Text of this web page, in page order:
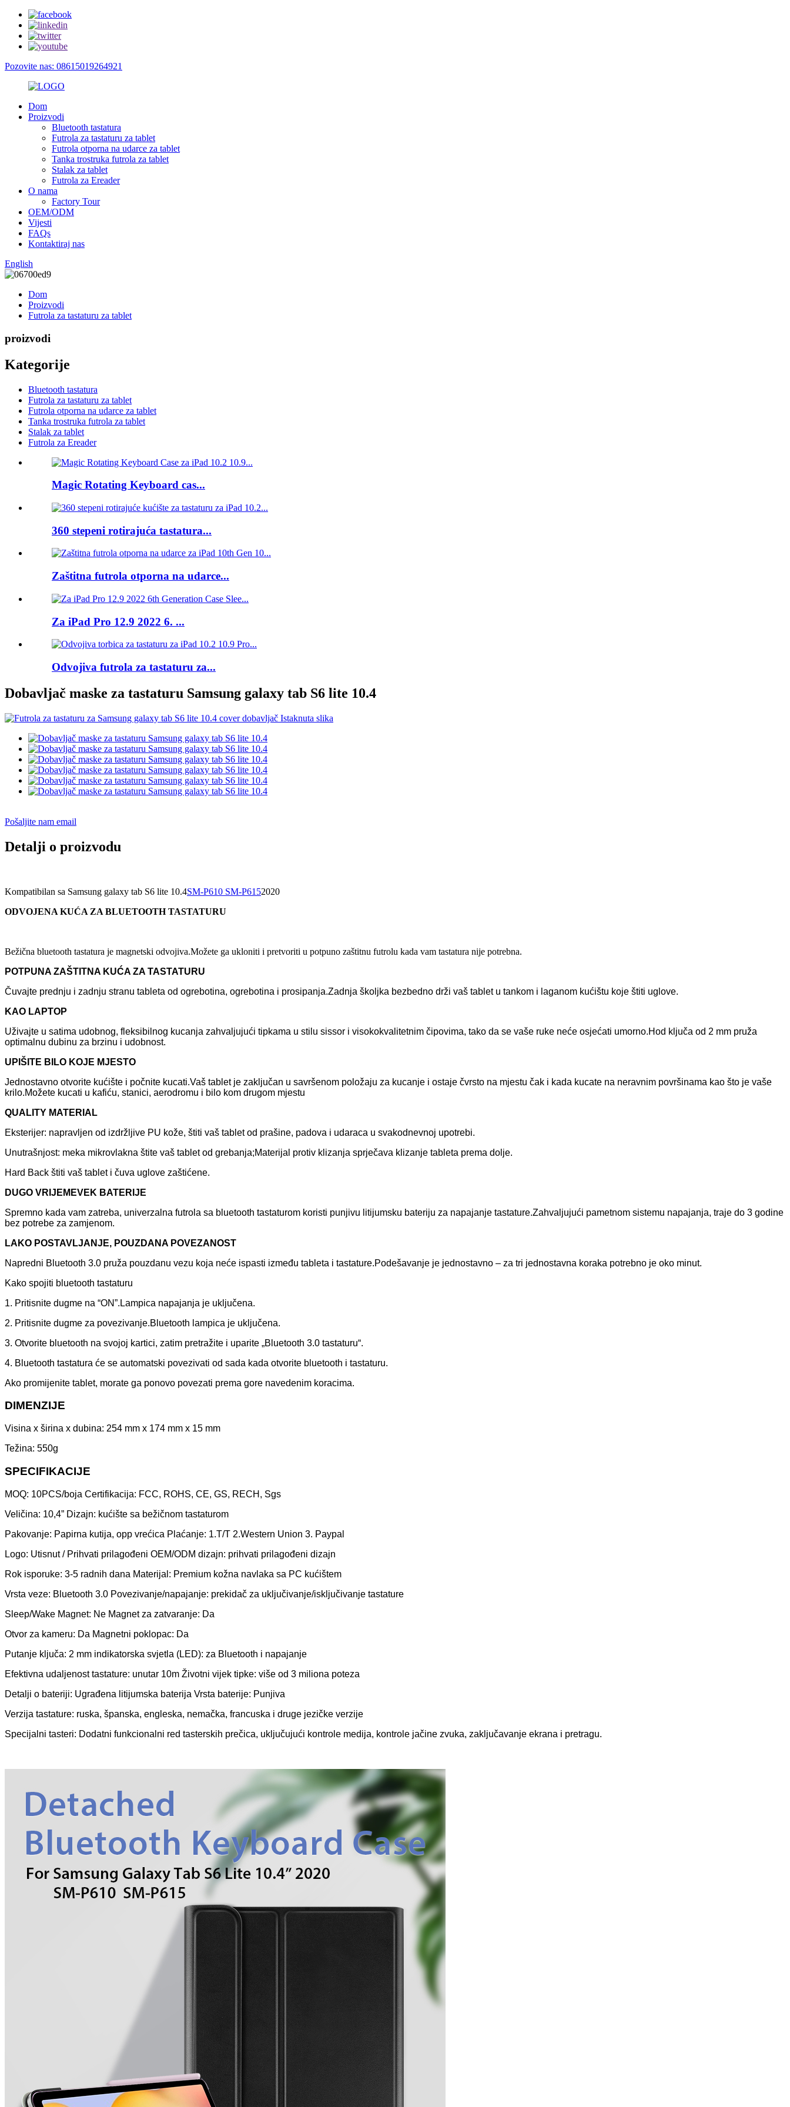
Pozovite nas: 08615019264921
Dom
Proizvodi
Bluetooth tastatura
Futrola za tastaturu za tablet
Futrola otporna na udarce za tablet
Tanka trostruka futrola za tablet
Stalak za tablet
Futrola za Ereader
O nama
Factory Tour
OEM/ODM
Vijesti
FAQs
Kontaktiraj nas
English
Dom
Proizvodi
Futrola za tastaturu za tablet
proizvodi
Kategorije
Bluetooth tastatura
Futrola za tastaturu za tablet
Futrola otporna na udarce za tablet
Tanka trostruka futrola za tablet
Stalak za tablet
Futrola za Ereader
Magic Rotating Keyboard cas...
360 stepeni rotirajuća tastatura...
Zaštitna futrola otporna na udarce...
Za iPad Pro 12.9 2022 6. ...
Odvojiva futrola za tastaturu za...
Dobavljač maske za tastaturu Samsung galaxy tab S6 lite 10.4
Pošaljite nam email
Detalji o proizvodu
Kompatibilan sa Samsung galaxy tab S6 lite 10.4SM-P610 SM-P6152020
ODVOJENA KUĆA ZA BLUETOOTH TASTATURU
Bežična bluetooth tastatura je magnetski odvojiva.Možete ga ukloniti i pretvoriti u potpuno zaštitnu futrolu kada vam tastatura nije potrebna.
POTPUNA ZAŠTITNA KUĆA ZA TASTATURU
Čuvajte prednju i zadnju stranu tableta od ogrebotina, ogrebotina i prosipanja.Zadnja školjka bezbedno drži vaš tablet u tankom i laganom kućištu koje štiti uglove.
KAO LAPTOP
Uživajte u satima udobnog, fleksibilnog kucanja zahvaljujući tipkama u stilu sissor i visokokvalitetnim čipovima, tako da se vaše ruke neće osjećati umorno.Hod ključa od 2 mm pruža
optimalnu dubinu za brzinu i udobnost.
UPIŠITE BILO KOJE MJESTO
Jednostavno otvorite kućište i počnite kucati.Vaš tablet je zaključan u savršenom položaju za kucanje i ostaje čvrsto na mjestu čak i kada kucate na neravnim površinama kao što je vaše
krilo.Možete kucati u kafiću, stanici, aerodromu i bilo kom drugom mjestu
QUALITY MATERIAL
Eksterijer: napravljen od izdržljive PU kože, štiti vaš tablet od prašine, padova i udaraca u svakodnevnoj upotrebi.
Unutrašnjost: meka mikrovlakna štite vaš tablet od grebanja;Materijal protiv klizanja sprječava klizanje tableta prema dolje.
Hard Back štiti vaš tablet i čuva uglove zaštićene.
DUGO VRIJEMEVEK BATERIJE
Spremno kada vam zatreba, univerzalna futrola sa bluetooth tastaturom koristi punjivu litijumsku bateriju za napajanje tastature.Zahvaljujući pametnom sistemu napajanja, traje do 3 godine
bez potrebe za zamjenom.
LAKO POSTAVLJANJE, POUZDANA POVEZANOST
Napredni Bluetooth 3.0 pruža pouzdanu vezu koja neće ispasti između tableta i tastature.Podešavanje je jednostavno – za tri jednostavna koraka potrebno je oko minut.
Kako spojiti bluetooth tastaturu
1. Pritisnite dugme na “ON”.Lampica napajanja je uključena.
2. Pritisnite dugme za povezivanje.Bluetooth lampica je uključena.
3. Otvorite bluetooth na svojoj kartici, zatim pretražite i uparite „Bluetooth 3.0 tastaturu“.
4. Bluetooth tastatura će se automatski povezivati ​​od sada kada otvorite bluetooth i tastaturu.
Ako promijenite tablet, morate ga ponovo povezati prema gore navedenim koracima.
DIMENZIJE
Visina x širina x dubina: 254 mm x 174 mm x 15 mm
Težina: 550g
SPECIFIKACIJE
MOQ: 10PCS/boja Certifikacija: FCC, ROHS, CE, GS, RECH, Sgs
Veličina: 10,4” Dizajn: kućište sa bežičnom tastaturom
Pakovanje: Papirna kutija, opp vrećica Plaćanje: 1.T/T 2.Western Union 3. Paypal
Logo: Utisnut / Prihvati prilagođeni OEM/ODM dizajn: prihvati prilagođeni dizajn
Rok isporuke: 3-5 radnih dana Materijal: Premium kožna navlaka sa PC kućištem
Vrsta veze: Bluetooth 3.0 Povezivanje/napajanje: prekidač za uključivanje/isključivanje tastature
Sleep/Wake Magnet: Ne Magnet za zatvaranje: Da
Otvor za kameru: Da Magnetni poklopac: Da
Putanje ključa: 2 mm indikatorska svjetla (LED): za Bluetooth i napajanje
Efektivna udaljenost tastature: unutar 10m Životni vijek tipke: više od 3 miliona poteza
Detalji o bateriji: Ugrađena litijumska baterija Vrsta baterije: Punjiva
Verzija tastature: ruska, španska, engleska, nemačka, francuska i druge jezičke verzije
Specijalni tasteri: Dodatni funkcionalni red tasterskih prečica, uključujući kontrole medija, kontrole jačine zvuka, zaključavanje ekrana i pretragu.